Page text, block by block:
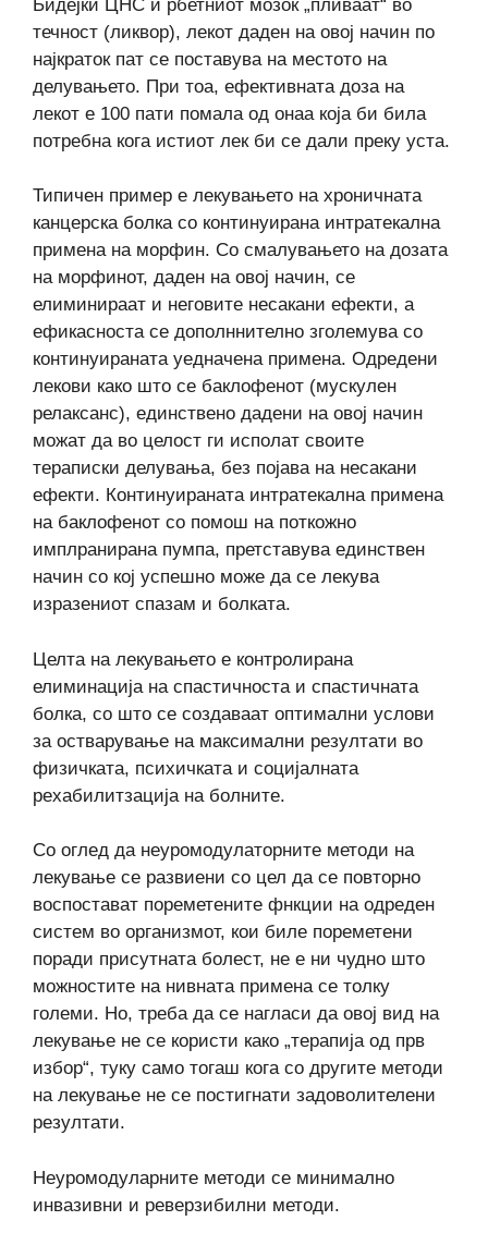
Бидејќи ЦНС и рбетниот мозок „пливаат“ во
течност (ликвор), лекот даден на овој начин по
најкраток пат се поставува на местото на
делувањето. При тоа, ефективната доза на
лекот е 100 пати помала од онаа која би била
потребна кога истиот лек би се дали преку уста.
Типичен пример е лекувањето на хроничната
канцерска болка со континуирана интратекална
примена на морфин. Со смалувањето на дозата
на морфинот, даден на овој начин, се
елиминираат и неговите несакани ефекти, а
ефикасноста се дополннително зголемува со
континуираната уедначена примена. Одредени
лекови како што се баклофенот (мускулен
релаксанс), единствено дадени на овој начин
можат да во целост ги исполат своите
тераписки делувања, без појава на несакани
ефекти. Континуираната интратекална примена
на баклофенот со помош на поткожно
имплранирана пумпа, претставува единствен
начин со кој успешно може да се лекува
изразениот спазам и болката.
Целта на лекувањето е контролирана
елиминација на спастичноста и спастичната
болка, со што се создаваат оптимални услови
за остварување на максимални резултати во
физичката, психичката и социјалната
рехабилитзација на болните.
Со оглед да неуромодулаторните методи на
лекување се развиени со цел да се повторно
воспостават пореметените фнкции на одреден
систем во организмот, кои биле пореметени
поради присутната болест, не е ни чудно што
можностите на нивната примена се толку
големи. Но, треба да се нагласи да овој вид на
лекување не се користи како „терапија од прв
избор“, туку само тогаш кога со другите методи
на лекување не се постигнати задоволителени
резултати.
Неуромодуларните методи се минимално
инвазивни и реверзибилни методи.